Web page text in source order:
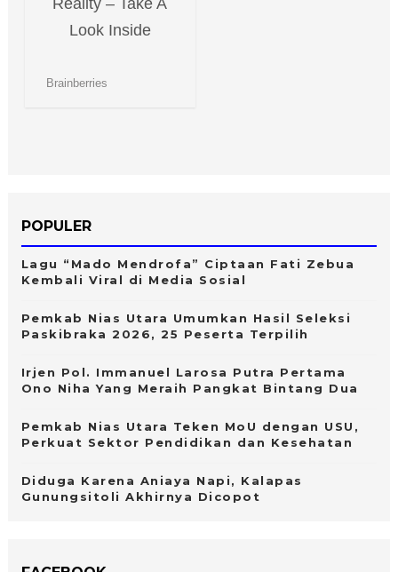
POPULER
Lagu “Mado Mendrofa” Ciptaan Fati Zebua
Kembali Viral di Media Sosial
Pemkab Nias Utara Umumkan Hasil Seleksi
Paskibraka 2026, 25 Peserta Terpilih
Irjen Pol. Immanuel Larosa Putra Pertama
Ono Niha Yang Meraih Pangkat Bintang Dua
Pemkab Nias Utara Teken MoU dengan USU,
Perkuat Sektor Pendidikan dan Kesehatan
Diduga Karena Aniaya Napi, Kalapas
Gunungsitoli Akhirnya Dicopot